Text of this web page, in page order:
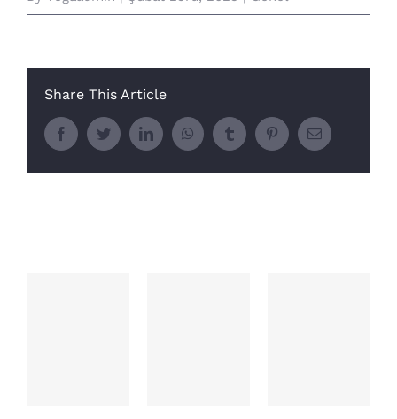
Share This Article
FacebookTwitterLinkedInWhatsAppTumblr PinterestE-
posta